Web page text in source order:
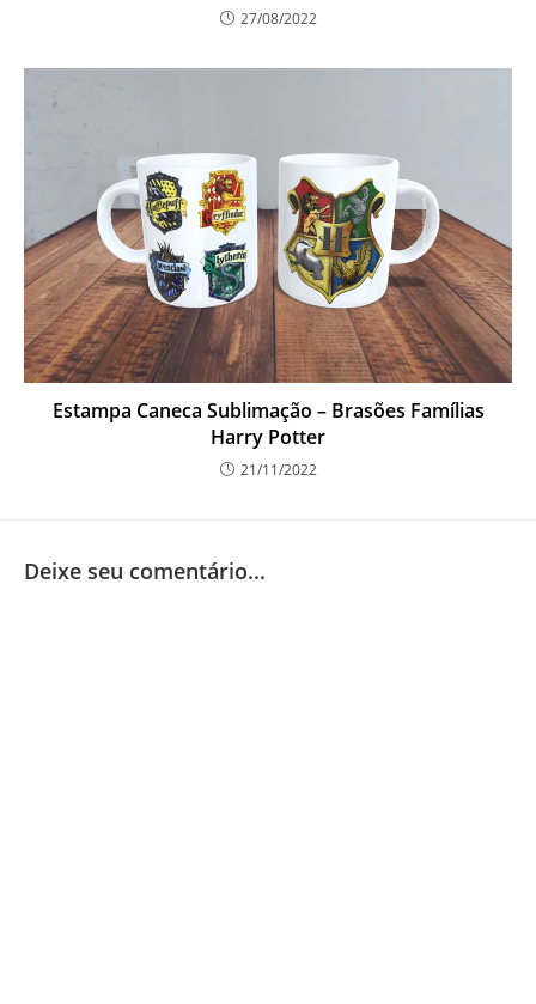
27/08/2022
Estampa Caneca Sublimação – Brasões Famílias
Harry Potter
21/11/2022
Deixe seu comentário...